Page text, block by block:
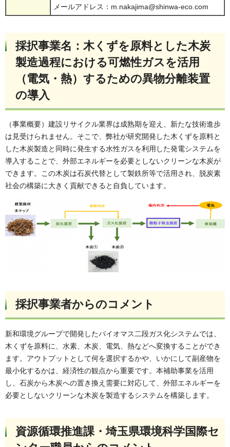
メールアドレス：m.nakajima@shinwa-eco.com
採択事業名：木くずを原料とした木炭
製造過程における可燃性ガスを活用
（電気・熱）するための異物分離装置
の導入
（事業概要）建設リサイクル業界は成熟期を迎え、新たな技術進歩
は見受けられません。そこで、弊社が研究開発した木くずを原料と
した木炭製造と同時に発生する水性ガスを利用した発電システムを
導入することで、外部エネルギーを必要としないクリーンな木炭が
できます。この木炭は石炭代替として製鉄所等で活用され、脱炭素
社会の構築に大きく貢献できると自負しています。
採択事業者からのコメント
新和環境グループで開発したバイオマス二段ガス化システムでは、
木くずを原料に、水素、木炭、電気、熱などへ変換することができ
ます。アウトプットとして何を選択するかや、いかにして副産物を
最小化するかは、経済性の観点から重要です。本補助事業を活用
し、石炭から木炭への置き換え需要に対応して、外部エネルギーを
必要としないクリーンな木炭を製造するシステムを構築します。
資源循環推進課・埼玉県環境科学国際セ